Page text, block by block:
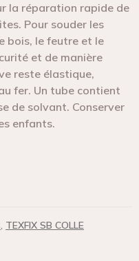
la réparation rapide de
Pour souder les
bois, le feutre et le
et de manière
reste élastique,
fer. Un tube contient
de solvant. Conserver
enfants.
, TEXFIX SB COLLE